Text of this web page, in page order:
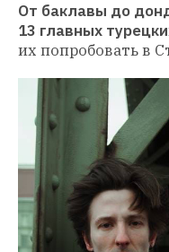
От баклавы до
13 главных
их попробовать в